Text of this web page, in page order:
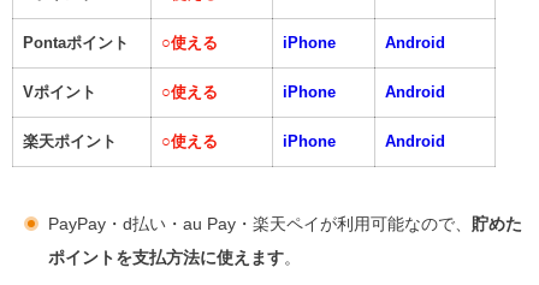
Pontaポイント ○使える iPhone Android
Vポイント ○使える iPhone Android
楽天ポイント ○使える iPhone Android
PayPay・d払い・au Pay・楽天ペイが利用可能なので、 貯めた
ポイントを支払方法に使えます。